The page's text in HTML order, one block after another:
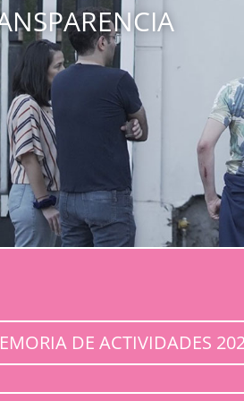
DE ACTIVIDADES